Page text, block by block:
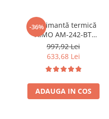
-36%
Imprimantă termică
AIMO AM-242-BT
Bluetooth pentru etichete
AWB, curierat, produse,
bijuterii și coduri de
bare, conectare Bluetooth
și USB, compatibilă cu
etichete originale și
compatibile DYMO Label
997,92 Lei
633,68 Lei
ADAUGA IN COS